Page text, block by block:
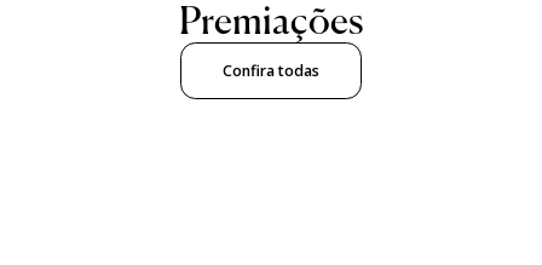
Premiações
Confira todas